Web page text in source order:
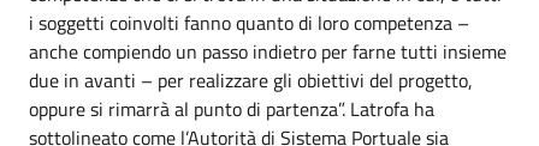
i soggetti coinvolti fanno quanto di loro competenza –
anche compiendo un passo indietro per farne tutti insieme
due in avanti – per realizzare gli obiettivi del progetto,
oppure si rimarrà al punto di partenza”. Latrofa ha
sottolineato come l’Autorità di Sistema Portuale sia